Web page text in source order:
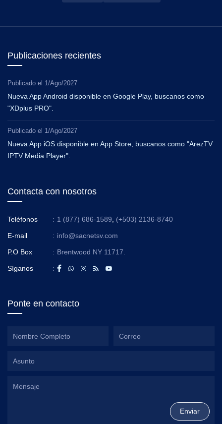
Publicaciones recientes
Publicado el 1/Ago/2027
Nueva App Android disponible en Google Play, buscanos como
"XDplus PRO".
Publicado el 1/Ago/2027
Nueva App iOS disponible en App Store, buscanos como "ArezTV
IPTV Media Player".
Contacta con nosotros
Teléfonos : 1 (877) 686-1589 (+503) 2136-8740
E-mail : info@sacnetsv.com
P.O Box : Brentwood NY 11717.
Síganos :
Ponte en contacto